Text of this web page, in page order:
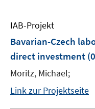
IAB-Projekt
Bavarian-Czech
direct investment
Moritz, Michael;
Link zur Projektseite